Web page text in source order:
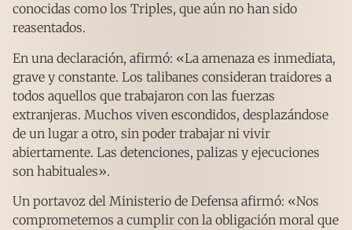
conocidas como los Triples, que aún no han sido
reasentados.
En una declaración, afirmó: «La amenaza es inmediata,
grave y constante. Los talibanes consideran traidores a
todos aquellos que trabajaron con las fuerzas
extranjeras. Muchos viven escondidos, desplazándose
de un lugar a otro, sin poder trabajar ni vivir
abiertamente. Las detenciones, palizas y ejecuciones
son habituales».
Un portavoz del Ministerio de Defensa afirmó: «Nos
comprometemos a cumplir con la obligación moral que